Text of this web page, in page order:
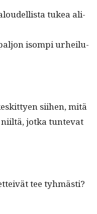
tukea ali­
isom­pi urheilu­
siihen, mitä
niiltä, jot­ka tun­te­vat
tee tyhmästi?